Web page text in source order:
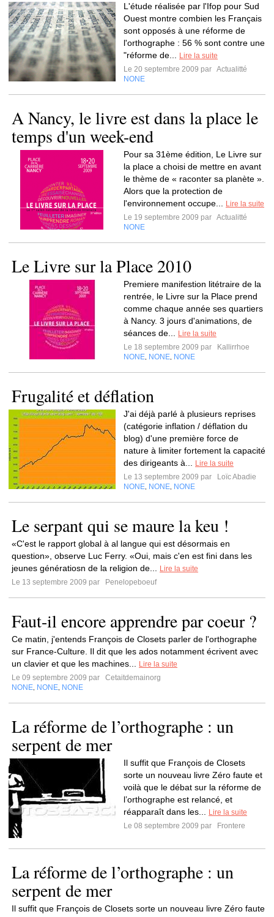
L'étude réalisée par l'Ifop pour Sud
Ouest montre combien les Français
sont opposés à une réforme de
l'orthographe : 56 % sont contre une
"réforme de...
Lire la suite
Le 20 septembre 2009 par Actualitté
NONE
A Nancy, le livre est dans la place le
temps d'un week-end
Pour sa 31ème édition, Le Livre sur
la place a choisi de mettre en avant
le thème de « raconter sa planète ».
Alors que la protection de
l'environnement occupe...
Lire la suite
Le 19 septembre 2009 par Actualitté
NONE
Le Livre sur la Place 2010
Premiere manifestion litétraire de la
rentrée, le Livre sur la Place prend
comme chaque année ses quartiers
à Nancy. 3 jours d'animations, de
séances de...
Lire la suite
Le 18 septembre 2009 par
Kallirrhoe
NONE NONE NONE
Frugalité et déflation
J'ai déjà parlé à plusieurs reprises
(catégorie inflation / déflation du
blog) d'une première force de
nature à limiter fortement la capacité
des dirigeants à...
Lire la suite
Le 13 septembre 2009 par
Loïc Abadie
NONE NONE NONE
Le serpant qui se maure la keu !
«C'est le rapport global à al langue qui est désormais en
question», observe Luc Ferry. «Oui, mais c'en est fini dans les
jeunes génératiosn de la religion de...
Lire la suite
Le 13 septembre 2009 par
Penelopeboeuf
Faut-il encore apprendre par coeur ?
Ce matin, j'entends François de Closets parler de l'orthographe
sur France-Culture. Il dit que les ados notamment écrivent avec
un clavier et que les machines...
Lire la suite
Le 09 septembre 2009 par
Cetaitdemainorg
NONE NONE NONE
La réforme de l’orthographe : un
serpent de mer
Il suffit que François de Closets
sorte un nouveau livre Zéro faute et
voilà que le débat sur la réforme de
l’orthographe est relancé, et
réapparaît dans les...
Lire la suite
Le 08 septembre 2009 par
Frontere
La réforme de l’orthographe : un
serpent de mer
Il suffit que François de Closets sorte un nouveau livre Zéro faute